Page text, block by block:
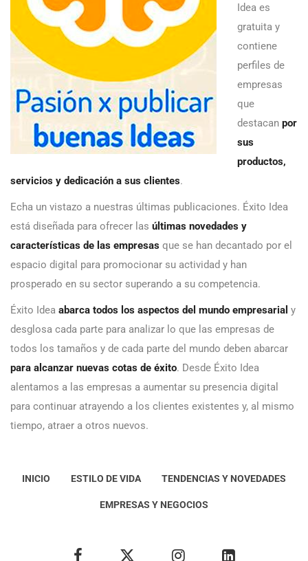
Idea es
gratuita y
contiene
perfiles de
empresas
que
destacan por
sus
productos,
servicios y dedicación a sus clientes.
Echa un vistazo a nuestras últimas publicaciones. Éxito Idea
está diseñada para ofrecer las últimas novedades y
características de las empresas que se han decantado por el
espacio digital para promocionar su actividad y han
prosperado en su sector superando a su competencia.
Éxito Idea abarca todos los aspectos del mundo empresarial y
desglosa cada parte para analizar lo que las empresas de
todos los tamaños y de cada parte del mundo deben abarcar
para alcanzar nuevas cotas de éxito. Desde Éxito Idea
alentamos a las empresas a aumentar su presencia digital
para continuar atrayendo a los clientes existentes y, al mismo
tiempo, atraer a otros nuevos.
INICIO ESTILO DE VIDA TENDENCIAS Y NOVEDADES
EMPRESAS Y NEGOCIOS